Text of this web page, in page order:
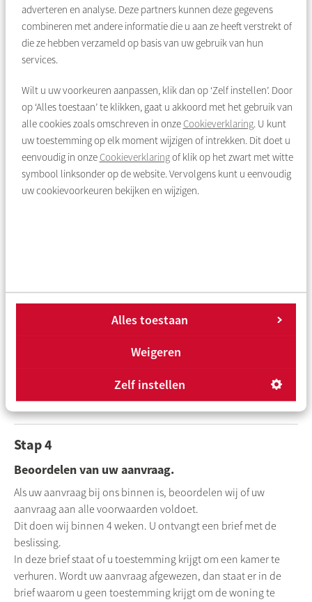
adverteren en analyse. Deze partners kunnen deze gegevens
combineren met andere informatie die u aan ze heeft verstrekt of
die ze hebben verzameld op basis van uw gebruik van hun
services.
Wilt u uw voorkeuren aanpassen, klik dan op ‘Zelf instellen’. Door
op ‘Alles toestaan’ te klikken, gaat u akkoord met het gebruik van
alle cookies zoals omschreven in onze Cookieverklaring. U kunt
uw toestemming op elk moment wijzigen of intrekken. Dit doet u
eenvoudig in onze Cookieverklaringof klik op het zwart met witte
symbool linksonder op de website. Vervolgens kunt u eenvoudig
uw cookievoorkeuren bekijken en wijzigen.
Alles toestaan
Weigeren
Zelf instellen
U gaat zelf op zoek naar een geschikte huurder. Pas als u een
geschikte kandidaat heeft gevonden, kunt u de toestemming
voor hospitaverhuur aanvragen. Onder aan de pagina vindt u
alle voorwaarden.
Stap 2
Check de voorwaarden.
Voordat u toestemming aanvraagt is het handig om
devoorwaarden voor hospitaverhuur te checken. Lees alle
voorwaarden goed door. Dan weet u precies wat
hospitaverhuur voor u betekent en weet u ook of een aanvraag
Toestemming aanvragen voor hospitaverhuur doet u makkelijk
en snel via Mijn Rochdale.
Stap 4
Beoordelen van uw aanvraag.
Als uw aanvraag bij ons binnen is, beoordelen wij of uw
aanvraag aan alle voorwaarden voldoet.
Dit doen wij binnen 4 weken. U ontvangt een brief met de
beslissing.
In deze brief staat of u toestemming krijgt om een kamer te
verhuren. Wordt uw aanvraag afgewezen, dan staat er in de
brief waarom u geen toestemming krijgt om de woning te